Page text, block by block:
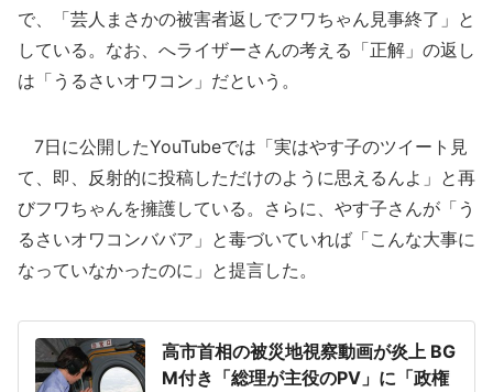
で、「芸人まさかの被害者返しでフワちゃん見事終了」と
している。なお、へライザーさんの考える「正解」の返し
は「うるさいオワコン」だという。
7日に公開したYouTubeでは「実はやす子のツイート見
て、即、反射的に投稿しただけのように思えるんよ」と再
びフワちゃんを擁護している。さらに、やす子さんが「う
るさいオワコンババア」と毒づいていれば「こんな大事に
なっていなかったのに」と提言した。
高市首相の被災地視察動画が炎上 BG
M付き「総理が主役のPV」に「政権